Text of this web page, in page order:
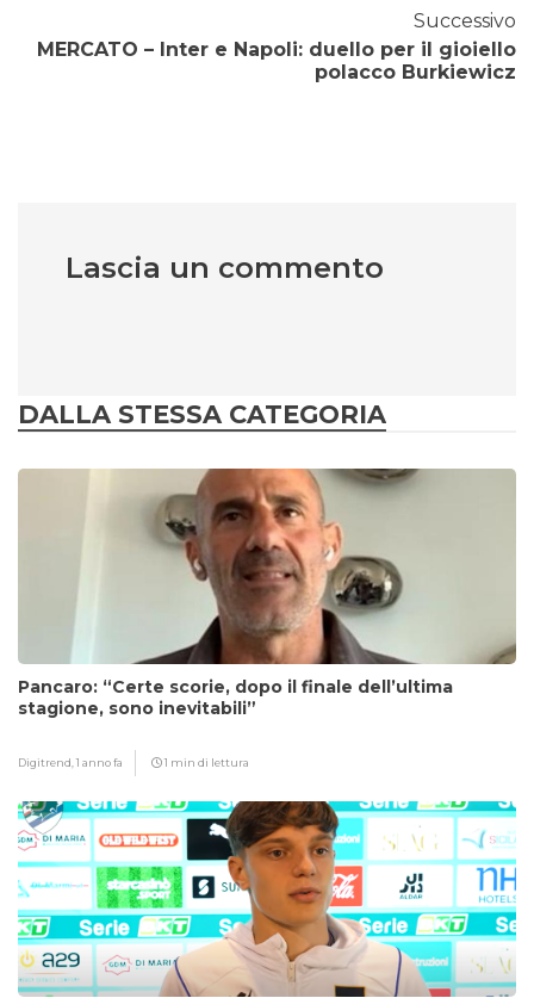
Successivo
MERCATO – Inter e Napoli: duello per il gioiello
polacco Burkiewicz
Lascia un commento
DALLA STESSA CATEGORIA
Pancaro: “Certe scorie, dopo il finale dell’ultima
stagione, sono inevitabili”
Digitrend,1 anno fa 1 min di lettura